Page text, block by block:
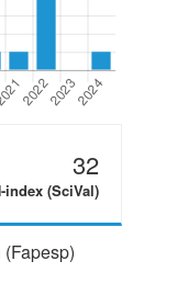
32
index (SciVal)